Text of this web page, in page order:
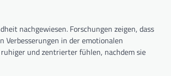
nachgewiesen. Forschungen zeigen, dass
Verbesserungen in der emotionalen
und zentrierter fühlen, nachdem sie